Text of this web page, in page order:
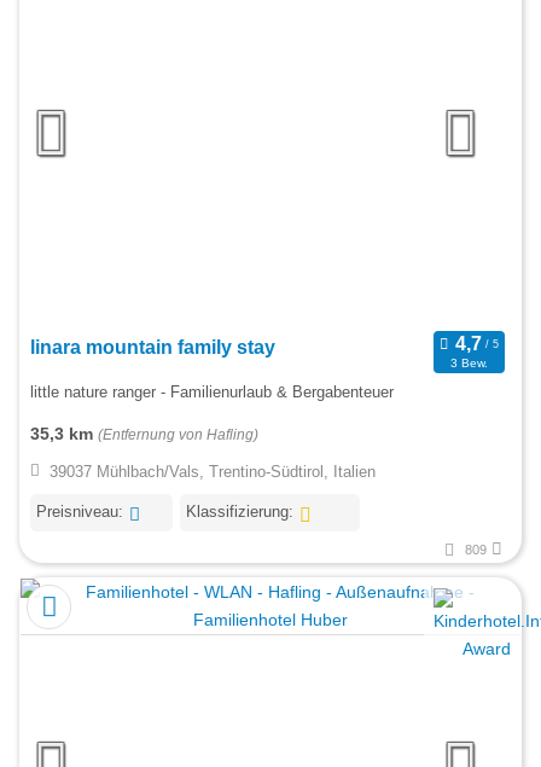
linara mountain family stay
3 Bew.
little nature ranger - Familienurlaub & Bergabenteuer
35,3 km (Entfernung von Hafling)
39037 Mühlbach/Vals, Trentino-Südtirol, Italien
Preisniveau: Klassifizierung:
809